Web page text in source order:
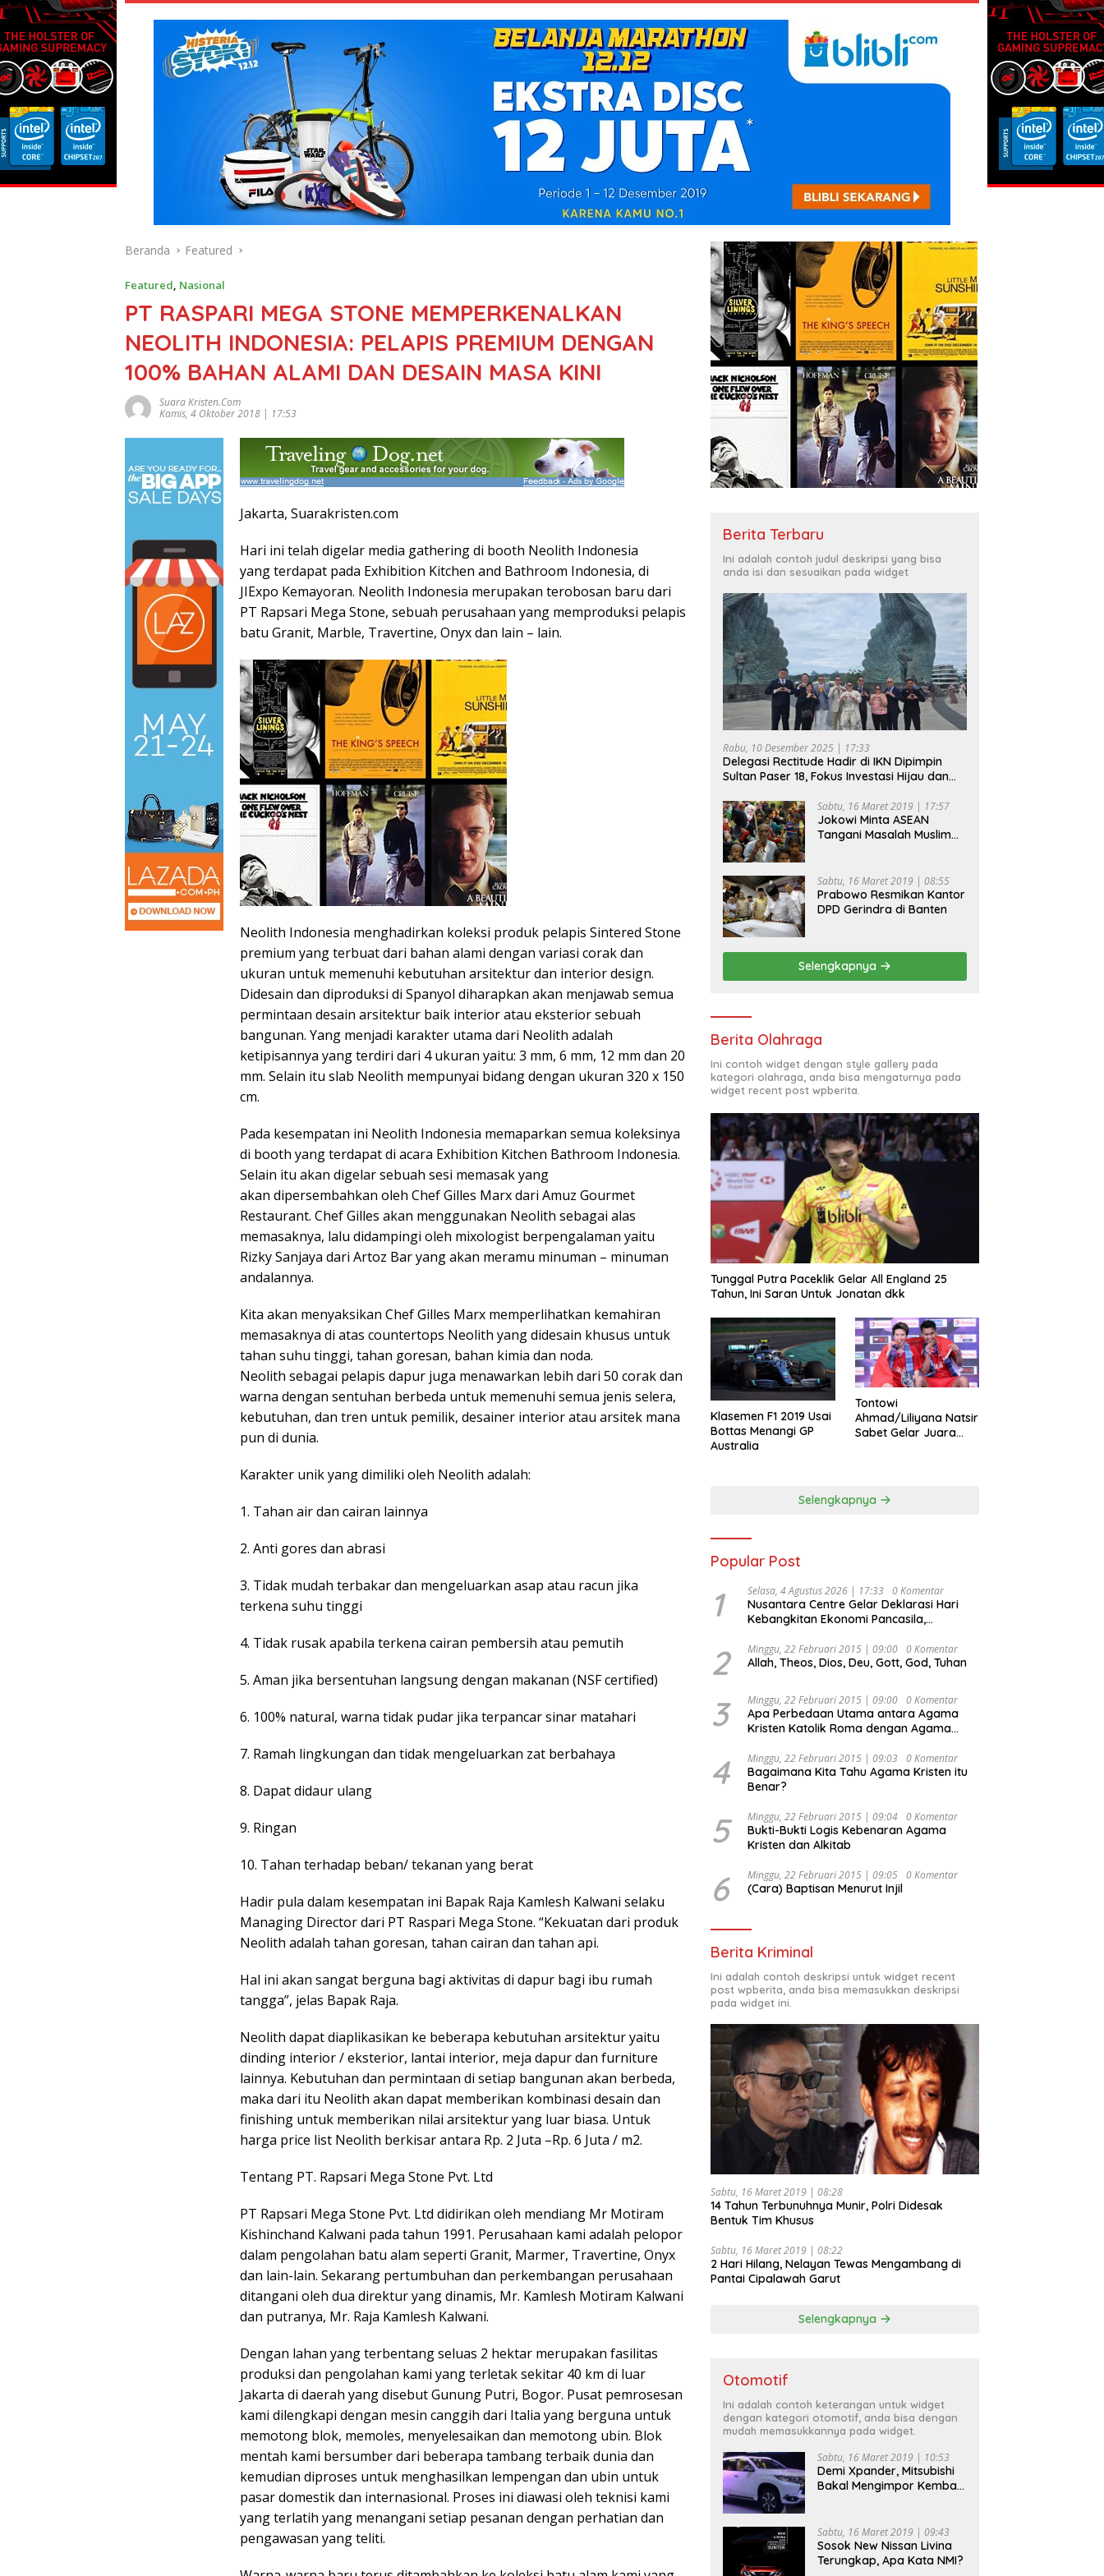
Beranda Featured
Featured, Nasional
PT RASPARI MEGA STONE MEMPERKENALKAN
NEOLITH INDONESIA: PELAPIS PREMIUM DENGAN
100% BAHAN ALAMI DAN DESAIN MASA KINI
Suara Kristen.com
Kamis, 4 Oktober 2018 | 17:53
Jakarta, Suarakristen.com
Hari ini telah digelar media gathering di booth Neolith Indonesia
yang terdapat pada Exhibition Kitchen and Bathroom Indonesia, di
JIExpo Kemayoran. Neolith Indonesia merupakan terobosan baru dari
PT Rapsari Mega Stone, sebuah perusahaan yang memproduksi pelapis
batu Granit, Marble, Travertine, Onyx dan lain – lain.
Neolith Indonesia menghadirkan koleksi produk pelapis Sintered Stone
premium yang terbuat dari bahan alami dengan variasi corak dan
ukuran untuk memenuhi kebutuhan arsitektur dan interior design.
Didesain dan diproduksi di Spanyol diharapkan akan menjawab semua
permintaan desain arsitektur baik interior atau eksterior sebuah
bangunan. Yang menjadi karakter utama dari Neolith adalah
ketipisannya yang terdiri dari 4 ukuran yaitu: 3 mm, 6 mm, 12 mm dan 20
mm. Selain itu slab Neolith mempunyai bidang dengan ukuran 320 x 150
cm.
Pada kesempatan ini Neolith Indonesia memaparkan semua koleksinya
di booth yang terdapat di acara Exhibition Kitchen Bathroom Indonesia.
Selain itu akan digelar sebuah sesi memasak yang
akan dipersembahkan oleh Chef Gilles Marx dari Amuz Gourmet
Restaurant. Chef Gilles akan menggunakan Neolith sebagai alas
memasaknya, lalu didampingi oleh mixologist berpengalaman yaitu
Rizky Sanjaya dari Artoz Bar yang akan meramu minuman – minuman
andalannya.
Kita akan menyaksikan Chef Gilles Marx memperlihatkan kemahiran
memasaknya di atas countertops Neolith yang didesain khusus untuk
tahan suhu tinggi, tahan goresan, bahan kimia dan noda.
Neolith sebagai pelapis dapur juga menawarkan lebih dari 50 corak dan
warna dengan sentuhan berbeda untuk memenuhi semua jenis selera,
kebutuhan, dan tren untuk pemilik, desainer interior atau arsitek mana
pun di dunia.
Karakter unik yang dimiliki oleh Neolith adalah:
1. Tahan air dan cairan lainnya
2. Anti gores dan abrasi
3. Tidak mudah terbakar dan mengeluarkan asap atau racun jika
terkena suhu tinggi
4. Tidak rusak apabila terkena cairan pembersih atau pemutih
5. Aman jika bersentuhan langsung dengan makanan (NSF certified)
6. 100% natural, warna tidak pudar jika terpancar sinar matahari
7. Ramah lingkungan dan tidak mengeluarkan zat berbahaya
8. Dapat didaur ulang
9. Ringan
10. Tahan terhadap beban/ tekanan yang berat
Hadir pula dalam kesempatan ini Bapak Raja Kamlesh Kalwani selaku
Managing Director dari PT Raspari Mega Stone. “Kekuatan dari produk
Neolith adalah tahan goresan, tahan cairan dan tahan api.
Hal ini akan sangat berguna bagi aktivitas di dapur bagi ibu rumah
tangga”, jelas Bapak Raja.
Neolith dapat diaplikasikan ke beberapa kebutuhan arsitektur yaitu
dinding interior / eksterior, lantai interior, meja dapur dan furniture
lainnya. Kebutuhan dan permintaan di setiap bangunan akan berbeda,
maka dari itu Neolith akan dapat memberikan kombinasi desain dan
finishing untuk memberikan nilai arsitektur yang luar biasa. Untuk
harga price list Neolith berkisar antara Rp. 2 Juta –Rp. 6 Juta / m2.
Tentang PT. Rapsari Mega Stone Pvt. Ltd
PT Rapsari Mega Stone Pvt. Ltd didirikan oleh mendiang Mr Motiram
Kishinchand Kalwani pada tahun 1991. Perusahaan kami adalah pelopor
dalam pengolahan batu alam seperti Granit, Marmer, Travertine, Onyx
dan lain-lain. Sekarang pertumbuhan dan perkembangan perusahaan
ditangani oleh dua direktur yang dinamis, Mr. Kamlesh Motiram Kalwani
dan putranya, Mr. Raja Kamlesh Kalwani.
Dengan lahan yang terbentang seluas 2 hektar merupakan fasilitas
produksi dan pengolahan kami yang terletak sekitar 40 km di luar
Jakarta di daerah yang disebut Gunung Putri, Bogor. Pusat pemrosesan
kami dilengkapi dengan mesin canggih dari Italia yang berguna untuk
memotong blok, memoles, menyelesaikan dan memotong ubin. Blok
mentah kami bersumber dari beberapa tambang terbaik dunia dan
kemudian diproses untuk menghasilkan lempengan dan ubin untuk
pasar domestik dan internasional. Proses ini diawasi oleh teknisi kami
yang terlatih yang menangani setiap pesanan dengan perhatian dan
pengawasan yang teliti.
Berita Terbaru
Ini adalah contoh judul deskripsi yang bisa
anda isi dan sesuaikan pada widget
Rabu, 10 Desember 2025 | 17:33
Delegasi Rectitude Hadir di IKN Dipimpin
Sultan Paser 18, Fokus Investasi Hijau dan
Sabtu, 16 Maret 2019 | 17:57
Jokowi Minta ASEAN
Tangani Masalah Muslim
Sabtu, 16 Maret 2019 | 08:55
Prabowo Resmikan Kantor
DPD Gerindra di Banten
Selengkapnya
Berita Olahraga
Ini contoh widget dengan style gallery pada
kategori olahraga, anda bisa mengaturnya pada
widget recent post wpberita.
Tunggal Putra Paceklik Gelar All England 25
Tahun, Ini Saran Untuk Jonatan dkk
Klasemen F1 2019 Usai
Bottas Menangi GP
Australia
Tontowi
Ahmad/Liliyana Natsir
Sabet Gelar Juara
Selengkapnya
Popular Post
1 Selasa, 4 Agustus 2026 | 17:33 0 Komentar
Nusantara Centre Gelar Deklarasi Hari
Kebangkitan Ekonomi Pancasila,
Djojohadikusumo Anti Penjajahan
(Pergolakan Ekonomi Politik Indonesia) &
Undang Perekonomian Nasional dan
Kesejahteraan Sosial dalam Menata
Bangsa Menuju Indonesia Emas 2045”,
2 Minggu, 22 Februari 2015 | 09:00 0 Komentar
Allah, Theos, Dios, Deu, Gott, God, Tuhan
3 Minggu, 22 Februari 2015 | 09:00 0 Komentar
Apa Perbedaan Utama antara Agama
Kristen Katolik Roma dengan Agama
4 Minggu, 22 Februari 2015 | 09:03 0 Komentar
Bagaimana Kita Tahu Agama Kristen itu
Benar?
5 Minggu, 22 Februari 2015 | 09:04 0 Komentar
Bukti-Bukti Logis Kebenaran Agama
Kristen dan Alkitab
6 Minggu, 22 Februari 2015 | 09:05 0 Komentar
(Cara) Baptisan Menurut Injil
Berita Kriminal
Ini adalah contoh deskripsi untuk widget recent
post wpberita, anda bisa memasukkan deskripsi
pada widget ini.
Sabtu, 16 Maret 2019 | 08:28
14 Tahun Terbunuhnya Munir, Polri Didesak
Bentuk Tim Khusus
Sabtu, 16 Maret 2019 | 08:22
2 Hari Hilang, Nelayan Tewas Mengambang di
Pantai Cipalawah Garut
Selengkapnya
Otomotif
Ini adalah contoh keterangan untuk widget
dengan kategori otomotif, anda bisa dengan
mudah memasukkannya pada widget.
Sabtu, 16 Maret 2019 | 10:53
Demi Xpander, Mitsubishi
Bakal Mengimpor Kembali
Sabtu, 16 Maret 2019 | 09:43
Sosok New Nissan Livina
Terungkap, Apa Kata NMI?